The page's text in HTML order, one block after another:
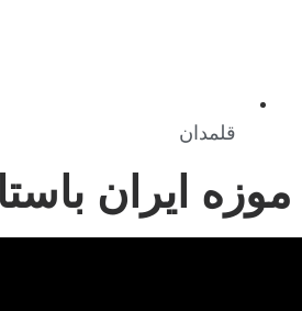
قلمدان
موزه ایران